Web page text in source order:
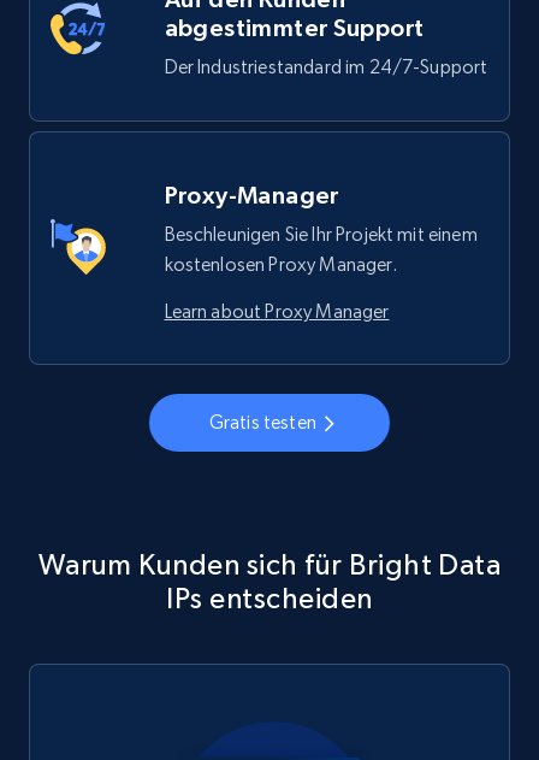
abgestimmter Support
Der Industriestandard im 24/7-Support
Proxy-Manager
Beschleunigen Sie Ihr Projekt mit einem
kostenlosen Proxy Manager.
Learn about Proxy Manager
Gratis testen
Warum Kunden sich für Bright Data
IPs entscheiden